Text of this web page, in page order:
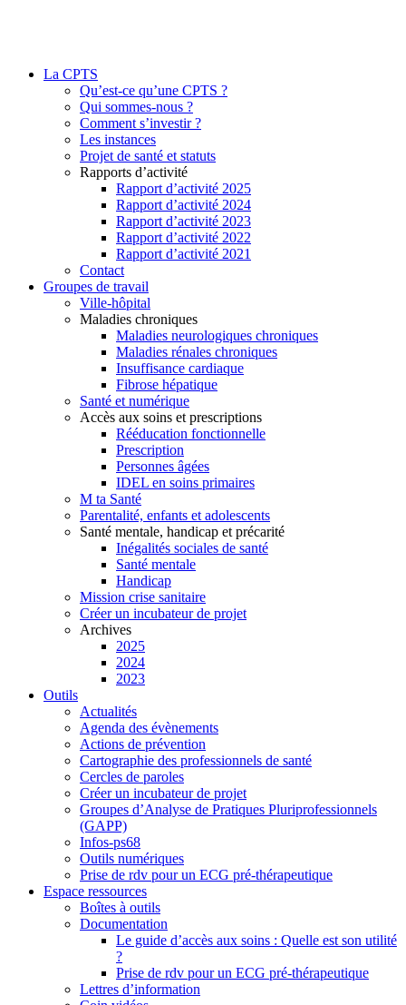
La CPTS
Qu’est-ce qu’une CPTS ?
Qui sommes-nous ?
Comment s’investir ?
Les instances
Projet de santé et statuts
Rapports d’activité
Rapport d’activité 2025
Rapport d’activité 2024
Rapport d’activité 2023
Rapport d’activité 2022
Rapport d’activité 2021
Contact
Groupes de travail
Ville-hôpital
Maladies chroniques
Maladies neurologiques chroniques
Maladies rénales chroniques
Insuffisance cardiaque
Fibrose hépatique
Santé et numérique
Accès aux soins et prescriptions
Rééducation fonctionnelle
Prescription
Personnes âgées
IDEL en soins primaires
M ta Santé
Parentalité, enfants et adolescents
Santé mentale, handicap et précarité
Inégalités sociales de santé
Santé mentale
Handicap
Mission crise sanitaire
Créer un incubateur de projet
Archives
2025
2024
2023
Outils
Actualités
Agenda des évènements
Actions de prévention
Cartographie des professionnels de santé
Cercles de paroles
Créer un incubateur de projet
Groupes d’Analyse de Pratiques Pluriprofessionnels
(GAPP)
Infos-ps68
Outils numériques
Prise de rdv pour un ECG pré-thérapeutique
Espace ressources
Boîtes à outils
Documentation
Le guide d’accès aux soins : Quelle est son utilité
?
Prise de rdv pour un ECG pré-thérapeutique
Lettres d’information